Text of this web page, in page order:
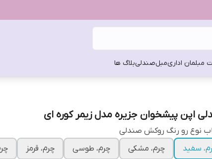
مبلمان اداریمبلصندلیبلاگ ها
اپن پیشخوان جزیره مدل زیمر کوره ای
نوع رو رنگ روکش صندلی
سفید
چرم، مشکی چرم، طوسی چرم، قرمز